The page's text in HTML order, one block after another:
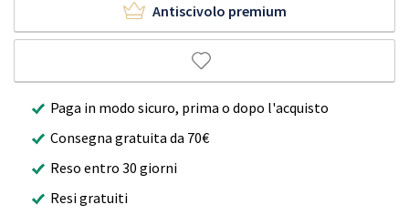
Antiscivolo premium
Paga in modo sicuro, prima o dopo l'acquisto
Consegna gratuita da 70€
Reso entro 30 giorni
Resi gratuiti